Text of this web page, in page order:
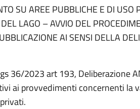
SU AREE PUBBLICHE E DI USO
LAGO – AVVIO DEL
AI SENSI DELLA
36/2023 art 193, Deliberazione
ai provvedimenti concernenti la